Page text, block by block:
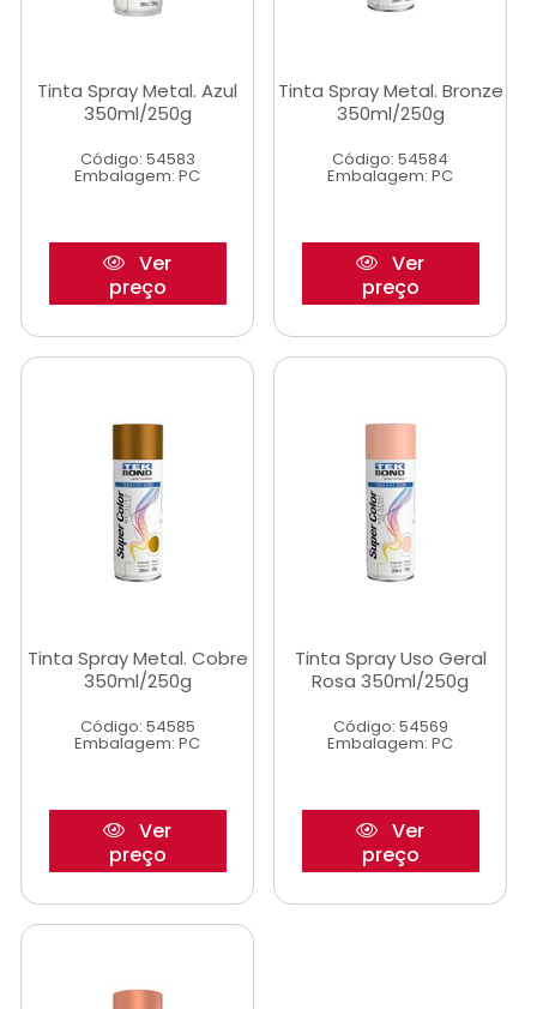
Tinta Spray Metal. Azul
350ml/250g
Código: 54583
Embalagem: PC
Ver
preço
Tinta Spray Metal. Bronze
350ml/250g
Código: 54584
Embalagem: PC
Ver
preço
Tinta Spray Metal. Cobre
350ml/250g
Código: 54585
Embalagem: PC
Ver
preço
Tinta Spray Uso Geral
Rosa 350ml/250g
Código: 54569
Embalagem: PC
Ver
preço